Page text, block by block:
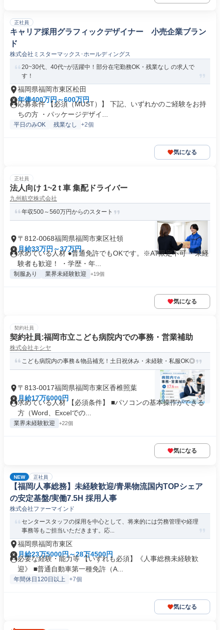
正社員
キャリア採用グラフィックデザイナー 小売企業ブラン
ド
株式会社ミスターマックス･ホールディングス
20~30代、40代~が活躍中！部分在宅勤務OK・残業なし の求人で
す！
福岡県福岡市東区松田
年俸400万円～600万円
応募条件 【必須（MUST）】 下記、いずれかのご経験をお持
ちの方 ・パッケージデザイ...
平日のみOK 残業なし +2個
気になる
正社員
法人向け 1~2 t 車 集配ドライバー
九州航空株式会社
年収500～560万円からのスタート
〒812-0068福岡県福岡市東区社領
月給33万円～37万円
求めている人材 ●普通免許でもOKです。※AT限定不可 ・未経
験者も歓迎！ ・学歴・年...
制服あり 業界未経験歓迎 +19個
気になる
契約社員
契約社員:福岡市立こども病院内での事務・営業補助
株式会社キシヤ
こども病院内の事務＆物品補充！土日祝休み・未経験・私服OK◎
〒813-0017福岡県福岡市東区香椎照葉
月給17万6000円
求めている人材 【必須条件】 ■パソコンの基本操作ができる
方（Word、Excelでの...
業界未経験歓迎 +22個
気になる
NEW 正社員
【福岡/人事総務】未経験歓迎/青果物流国内TOPシェア
の安定基盤/実働7.5H 採用人事
株式会社ファーマインド
センタースタッフの採用を中心として、将来的には労務管理や経理
事務等もご担当いただきます。応...
福岡県福岡市東区
月給23万5000円～28万4500円
必要な経験・能力等 【いずれも必須】《人事総務未経験歓
迎》 ■普通自動車第一種免許（A...
年間休日120日以上 +7個
気になる